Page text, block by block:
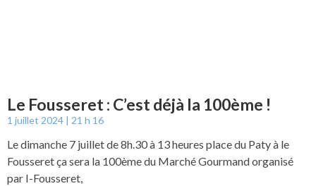
Le Fousseret : C’est déjà la 100ème !
1 juillet 2024 21 h 16
Le dimanche 7 juillet de 8h.30 à 13 heures place du Paty à le
Fousseret ça sera la 100ème du Marché Gourmand organisé
par I-Fousseret,